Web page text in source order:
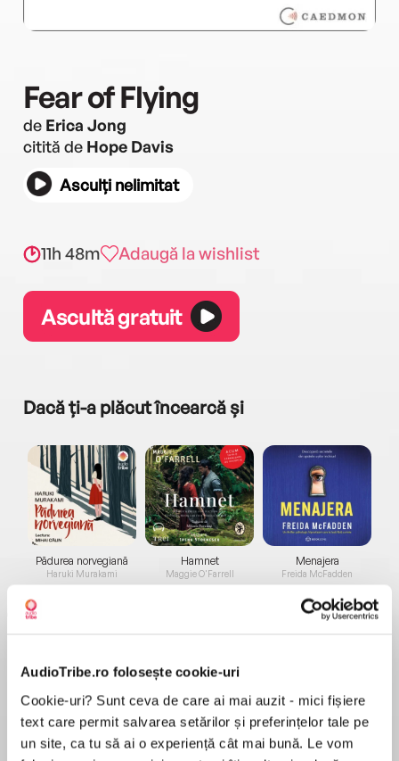
AudioTribe.ro folosește cookie-uri
Cookie-uri? Sunt ceva de care ai mai auzit - mici fișiere
text care permit salvarea setărilor și preferințelor tale pe
un site, ca tu să ai o experiență cât mai bună. Le vom
Fear of Flying
de Erica Jong
citită de Hope Davis
Asculți nelimitat
11h 48m Adaugă la wishlist
Ascultă gratuit
Dacă ți-a plăcut încearcă și
Pădurea norvegiană
Haruki Murakami
Elita de Argint (Elita
de...
Dani Francis
Hamnet
Maggie O'Farrell
Diavolul se îmbracă de
la...
Lauren Weisberger
Menajera
Freida McFadden
Migdală
Sohn Won-pyung